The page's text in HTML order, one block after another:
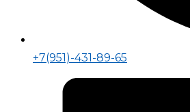
+7(951)-431-89-65